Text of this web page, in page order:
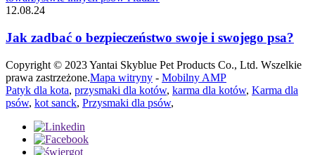
12.08.24
Jak zadbać o bezpieczeństwo swoje i swojego psa?
Copyright © 2023 Yantai Skyblue Pet Products Co., Ltd. Wszelkie
prawa zastrzeżone.Mapa witryny - Mobilny AMP
Patyk dla kota, przysmaki dla kotów, karma dla kotów, Karma dla
psów, kot sanck, Przysmaki dla psów,